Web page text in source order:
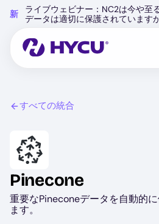
content
新
ライブウェビナー：NC2は今や至
データは適切に保護されています
すべての統合
Image
Pinecone
重要なPineconeデータを自動的
ます。